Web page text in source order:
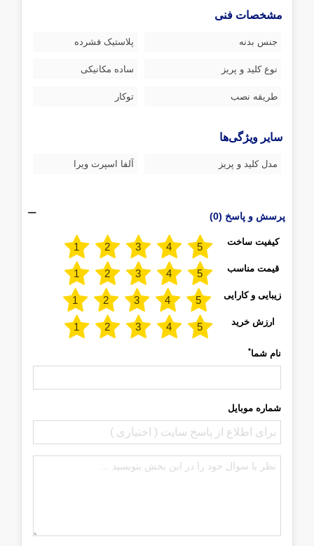
مشخصات فنی
جنس بدنه پلاستیک فشرده
نوع کلید و پریز ساده مکانیکی
طریقه نصب توکار
سایر ویژگی‌ها
مدل کلید و پریز آلفا اسپرت ویرا
پرسش و پاسخ (0)
کیفیت ساخت
قیمت مناسب
زیبایی و کارایی
ارزش خرید
نام شما*
شماره موبایل